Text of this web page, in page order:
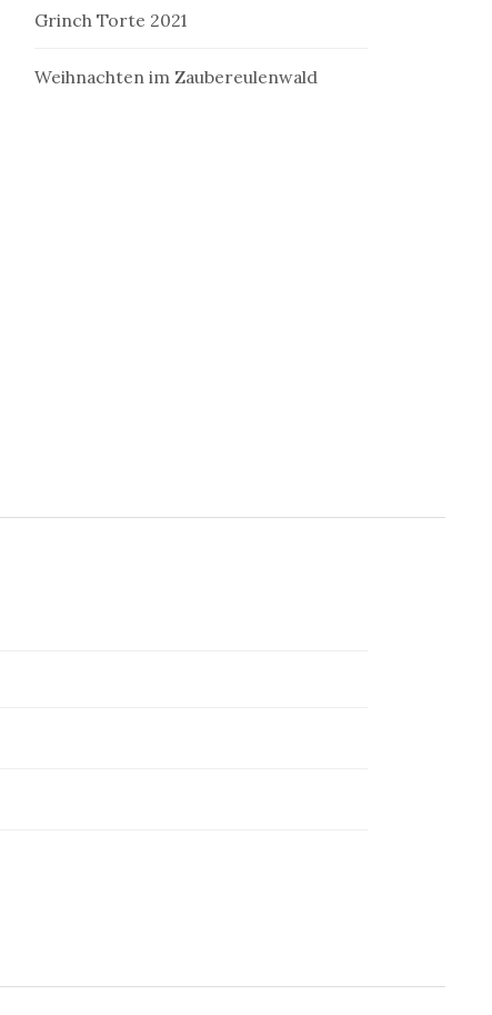
Grinch Torte 2021
Weihnachten im Zaubereulenwald